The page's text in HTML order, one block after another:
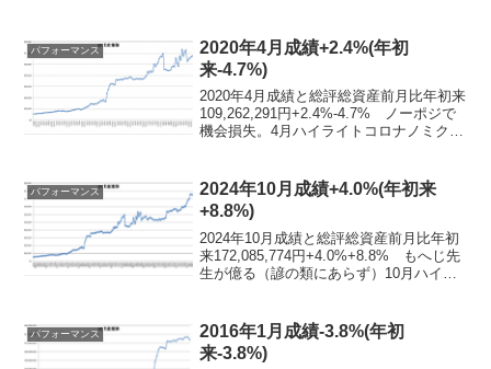
パフォーマンス
2020年4月成績+2.4%(年初
来-4.7%)
2020年4月成績と総評総資産前月比年初来
109,262,291円+2.4%-4.7% ノーポジで
機会損失。4月ハイライトコロナノミクス
イバーセキュリティクラウド...
パフォーマンス
2024年10月成績+4.0%(年初来
+8.8%)
2024年10月成績と総評総資産前月比年初
来172,085,774円+4.0%+8.8% もへじ先
生が億る（諺の類にあらず）10月ハイラ
ら苦節8年10ヶ月。SmileM...
パフォーマンス
2016年1月成績-3.8%(年初
来-3.8%)